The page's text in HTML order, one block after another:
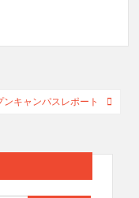
キャンパスレポート